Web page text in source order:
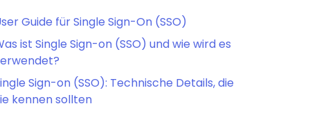
Guide für Single Sign-On (SSO)
ist Single Sign-on (SSO) und wie wird es
Sign-on (SSO): Technische Details, die
kennen sollten